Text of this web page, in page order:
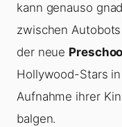
kann genauso
zwischen
der neue
Hollywood-Stars
Aufnahme ihrer
balgen.